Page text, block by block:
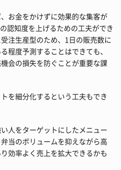
お金をかけずに効果的な集客が
認知度を上げるための工夫ができ
注生産型のため、1日の販売数に
程度予測することはできても、
会の損失を防ぐことが重要な課
を細分化するという工夫もでき
人をターゲットにしたメニュー
当のボリュームを抑えながら高
効率よく売上を拡大できるかも